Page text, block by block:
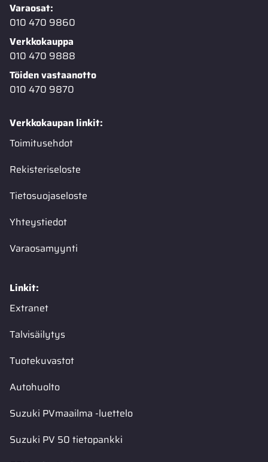
Varaosat:
010 470 9860
Verkkokauppa
010 470 9888
Töiden vastaanotto
010 470 9870
Verkkokaupan linkit:
Toimitusehdot
Rekisteriseloste
Tietosuojaseloste
Yhteystiedot
Varaosamyynti
Linkit:
Extranet
Talvisäilytys
Tuotekuvastot
Autohuolto
Suzuki PVmaailma -luettelo
Suzuki PV 50 tietopankki